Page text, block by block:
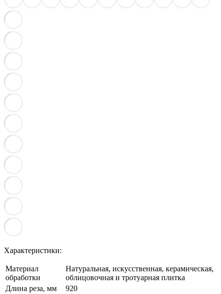
Характеристики:
Материал
обработки
Натуральная, искусственная, керамическая,
облицовочная и тротуарная плитка
Длина реза, мм
920